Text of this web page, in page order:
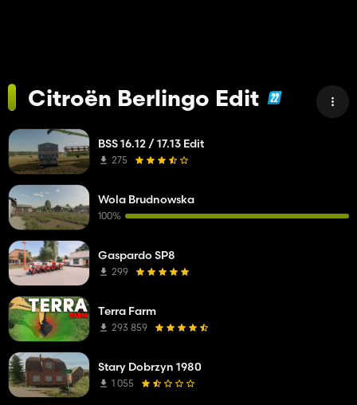
Citroën Berlingo Edit
BSS 16.12 / 17.13 Edit
275
Wola Brudnowska
100%
Gaspardo SP8
299
Terra Farm
293 859
Stary Dobrzyn 1980
1 055